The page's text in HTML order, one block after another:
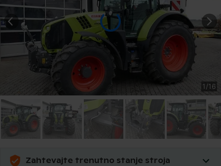
1/16
Zahtevajte trenutno stanje stroja